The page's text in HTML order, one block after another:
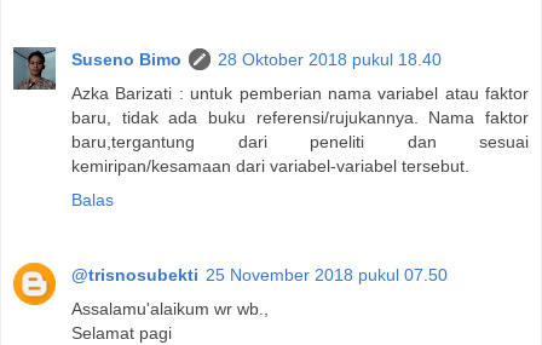
Suseno Bimo
28 Oktober 2018 pukul 18.40
Azka Barizati : untuk pemberian nama variabel atau faktor
baru, tidak ada buku referensi/rujukannya. Nama faktor
baru,tergantung dari peneliti dan sesuai
kemiripan/kesamaan dari variabel-variabel tersebut.
Balas
@trisnosubekti 25 November 2018 pukul 07.50
Assalamu'alaikum wr wb.,
Selamat pagi